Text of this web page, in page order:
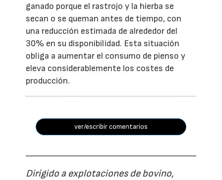
ganado porque el rastrojo y la hierba se
secan o se queman antes de tiempo, con
una reducción estimada de alrededor del
30% en su disponibilidad. Esta situación
obliga a aumentar el consumo de pienso y
eleva considerablemente los costes de
producción.
ver/escribir comentarios
Dirigido a explotaciones de bovino,